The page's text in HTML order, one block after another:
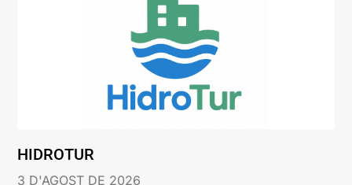
HIDROTUR
3 D'AGOST DE 2026